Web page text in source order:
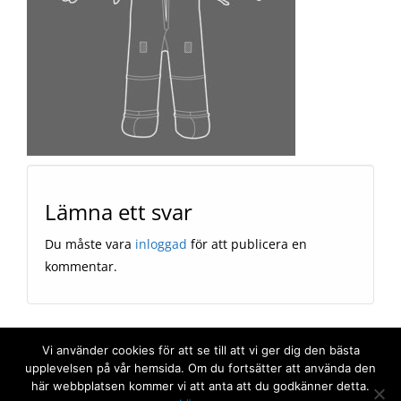
Lämna ett svar
Du måste vara inloggad för att publicera en
kommentar.
FIRSTMAG CREATED BY THEMES4WP
Vi använder cookies för att se till att vi ger dig den bästa
upplevelsen på vår hemsida. Om du fortsätter att använda den
här webbplatsen kommer vi att anta att du godkänner detta.